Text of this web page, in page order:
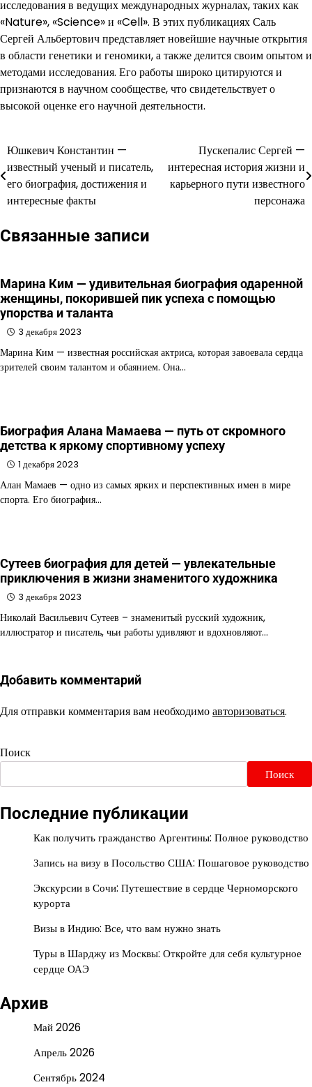
исследования в ведущих международных журналах, таких как
«Nature», «Science» и «Cell». В этих публикациях Саль
Сергей Альбертович представляет новейшие научные открытия
в области генетики и геномики, а также делится своим опытом и
методами исследования. Его работы широко цитируются и
признаются в научном сообществе, что свидетельствует о
высокой оценке его научной деятельности.
Навигация
по
записям
Юшкевич Константин —
известный ученый и писатель,
его биография, достижения и
интересные факты
Пускепалис Сергей —
интересная история жизни и
карьерного пути известного
персонажа
Связанные записи
Марина Ким — удивительная биография одаренной
женщины, покорившей пик успеха с помощью
упорства и таланта
3 декабря 2023
Марина Ким — известная российская актриса, которая завоевала сердца
зрителей своим талантом и обаянием. Она…
Биография Алана Мамаева — путь от скромного
детства к яркому спортивному успеху
1 декабря 2023
Алан Мамаев — одно из самых ярких и перспективных имен в мире
спорта. Его биография…
Сутеев биография для детей — увлекательные
приключения в жизни знаменитого художника
3 декабря 2023
Николай Васильевич Сутеев – знаменитый русский художник,
иллюстратор и писатель, чьи работы удивляют и вдохновляют…
Добавить комментарий
Для отправки комментария вам необходимоавторизоваться.
Поиск
Поиск
Последние публикации
Как получить гражданство Аргентины: Полное руководство
Запись на визу в Посольство США: Пошаговое руководство
Экскурсии в Сочи: Путешествие в сердце Черноморского
курорта
Визы в Индию: Все, что вам нужно знать
Туры в Шарджу из Москвы: Откройте для себя культурное
сердце ОАЭ
Архив
Май 2026
Апрель 2026
Сентябрь 2024